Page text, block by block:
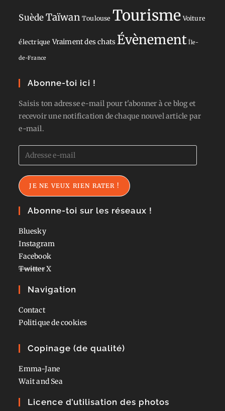
SuèdeTaïwan Toulouse Tourisme Voiture
électrique Vraiment des chats Évènement Île-
de-France
Abonne-toi ici !
Saisis ton adresse e-mail pour t'abonner à ce blog et
recevoir une notification de chaque nouvel article par
e-mail.
Adresse
e-
mail
JE NE VEUX RIEN RATER !
Abonne-toi sur les réseaux !
Bluesky
Instagram
Facebook
TwitterX
Navigation
Contact
Politique de cookies
Copinage (de qualité)
Emma-Jane
Wait and Sea
Licence d’utilisation des photos